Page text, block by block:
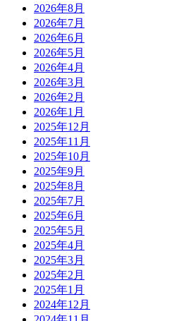
2026年8月
2026年7月
2026年6月
2026年5月
2026年4月
2026年3月
2026年2月
2026年1月
2025年12月
2025年11月
2025年10月
2025年9月
2025年8月
2025年7月
2025年6月
2025年5月
2025年4月
2025年3月
2025年2月
2025年1月
2024年12月